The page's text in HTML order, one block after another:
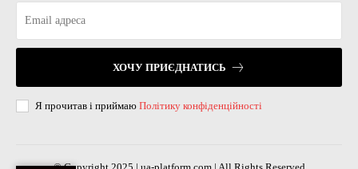
ХОЧУ ПРИЄДНАТИСЬ
Я прочитав і приймаю Політику конфіденційності